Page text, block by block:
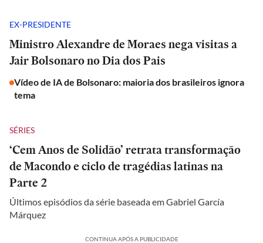
EX-PRESIDENTE
Ministro Alexandre de Moraes nega visitas a
Jair Bolsonaro no Dia dos Pais
Vídeo de IA de Bolsonaro: maioria dos brasileiros ignora
tema
SÉRIES
‘Cem Anos de Solidão’ retrata transformação
de Macondo e ciclo de tragédias latinas na
Parte 2
Últimos episódios da série baseada em Gabriel García
Márquez
CONTINUA APÓS A PUBLICIDADE